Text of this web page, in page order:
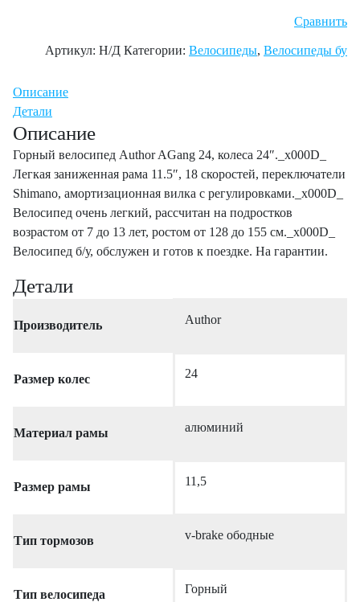
Сравнить
Артикул: Н/Д Категории: Велосипеды, Велосипеды бу
Описание
Детали
Описание
Горный велосипед Author AGang 24, колеса 24″._x000D_
Легкая заниженная рама 11.5″, 18 скоростей, переключатели
Shimano, амортизационная вилка с регулировками._x000D_
Велосипед очень легкий, рассчитан на подростков
возрастом от 7 до 13 лет, ростом от 128 до 155 см._x000D_
Велосипед б/у, обслужен и готов к поездке. На гарантии.
Детали
Производитель Author
Размер колес 24
Материал рамы алюминий
Размер рамы 11,5
Тип тормозов v-brake ободные
Тип велосипеда Горный